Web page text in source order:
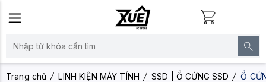
Trang chủ LINH KIỆN MÁY TÍNH SSD | Ổ CỨNG SSD Ổ